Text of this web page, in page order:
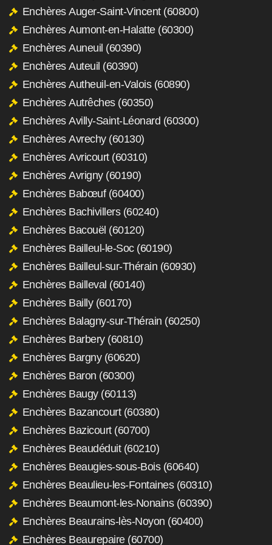
Enchères Auger-Saint-Vincent (60800)
Enchères Aumont-en-Halatte (60300)
Enchères Auneuil (60390)
Enchères Auteuil (60390)
Enchères Autheuil-en-Valois (60890)
Enchères Autrêches (60350)
Enchères Avilly-Saint-Léonard (60300)
Enchères Avrechy (60130)
Enchères Avricourt (60310)
Enchères Avrigny (60190)
Enchères Babœuf (60400)
Enchères Bachivillers (60240)
Enchères Bacouël (60120)
Enchères Bailleul-le-Soc (60190)
Enchères Bailleul-sur-Thérain (60930)
Enchères Bailleval (60140)
Enchères Bailly (60170)
Enchères Balagny-sur-Thérain (60250)
Enchères Barbery (60810)
Enchères Bargny (60620)
Enchères Baron (60300)
Enchères Baugy (60113)
Enchères Bazancourt (60380)
Enchères Bazicourt (60700)
Enchères Beaudéduit (60210)
Enchères Beaugies-sous-Bois (60640)
Enchères Beaulieu-les-Fontaines (60310)
Enchères Beaumont-les-Nonains (60390)
Enchères Beaurains-lès-Noyon (60400)
Enchères Beaurepaire (60700)